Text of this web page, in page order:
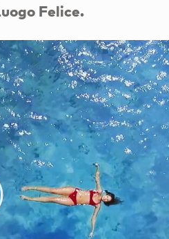
Felice.